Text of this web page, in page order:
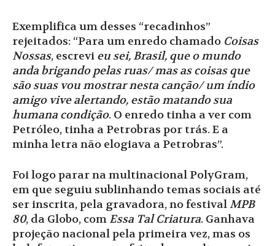
Exemplifica um desses “recadinhos”
rejeitados: “Para um enredo chamado Coisas
Nossas, escrevi eu sei, Brasil, que o mundo
anda brigando pelas ruas/ mas as coisas que
são suas vou mostrar nesta canção/ um índio
amigo vive alertando, estão matando sua
humana condição. O enredo tinha a ver com
Petróleo, tinha a Petrobras por trás. E a
minha letra não elogiava a Petrobras”.
Foi logo parar na multinacional PolyGram,
em que seguiu sublinhando temas sociais até
ser inscrita, pela gravadora, no festivalMPB
80, da Globo, com Essa Tal Criatura. Ganhava
projeção nacional pela primeira vez, mas os